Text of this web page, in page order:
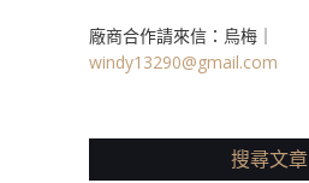
廠商合作請來信：烏梅｜
windy13290@gmail.com
搜尋文章